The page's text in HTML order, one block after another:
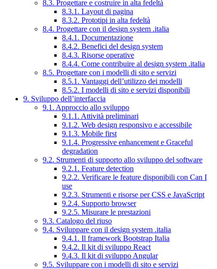
8.3. Progettare e costruire in alta fedeltà
8.3.1. Layout di pagina
8.3.2. Prototipi in alta fedeltà
8.4. Progettare con il design system .italia
8.4.1. Documentazione
8.4.2. Benefici del design system
8.4.3. Risorse operative
8.4.4. Come contribuire al design system .italia
8.5. Progettare con i modelli di sito e servizi
8.5.1. Vantaggi dell’utilizzo dei modelli
8.5.2. I modelli di sito e servizi disponibili
9. Sviluppo dell’interfaccia
9.1. Approccio allo sviluppo
9.1.1. Attività preliminari
9.1.2. Web design responsivo e accessibile
9.1.3. Mobile first
9.1.4. Progressive enhancement e Graceful
degradation
9.2. Strumenti di supporto allo sviluppo del software
9.2.1. Feature detection
9.2.2. Verificare le feature disponibili con Can I
use
9.2.3. Strumenti e risorse per CSS e JavaScript
9.2.4. Supporto browser
9.2.5. Misurare le prestazioni
9.3. Catalogo del riuso
9.4. Sviluppare con il design system .italia
9.4.1. Il framework Bootstrap Italia
9.4.2. Il kit di sviluppo React
9.4.3. Il kit di sviluppo Angular
9.5. Sviluppare con i modelli di sito e servizi